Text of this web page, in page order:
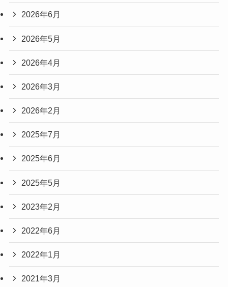
2026年6月
2026年5月
2026年4月
2026年3月
2026年2月
2025年7月
2025年6月
2025年5月
2023年2月
2022年6月
2022年1月
2021年3月